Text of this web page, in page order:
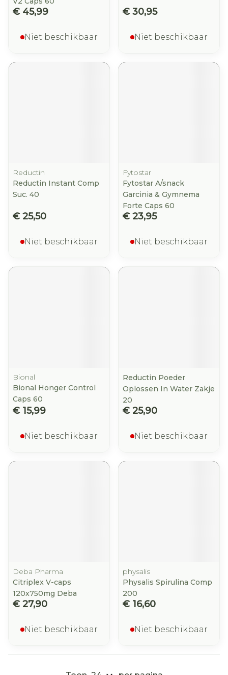
€ 45,99
Niet beschikbaar
€ 30,95
Niet beschikbaar
Reductin
Reductin Instant Comp
Suc. 40
€ 25,50
Niet beschikbaar
Fytostar
Fytostar A/snack
Garcinia & Gymnema
Forte Caps 60
€ 23,95
Niet beschikbaar
Bional
Bional Honger Control
Caps 60
€ 15,99
Niet beschikbaar
Reductin Poeder
Oplossen In Water Zakje
20
€ 25,90
Niet beschikbaar
Deba Pharma
Citriplex V-caps
120x750mg Deba
€ 27,90
Niet beschikbaar
physalis
Physalis Spirulina Comp
200
€ 16,60
Niet beschikbaar